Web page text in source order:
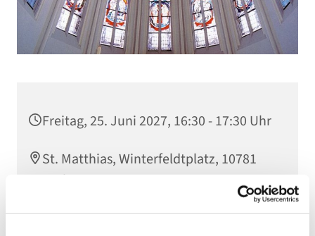
Freitag, 25. Juni 2027, 16:30 - 17:30 Uhr
St. Matthias, Winterfeldtplatz, 10781
Berlin